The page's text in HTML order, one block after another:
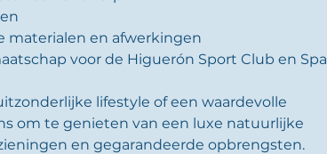
materialen en afwerkingen
voor de Higuerón Sport Club en Spa
lifestyle of een waardevolle
om te genieten van een luxe natuurlijke
en gegarandeerde opbrengsten.